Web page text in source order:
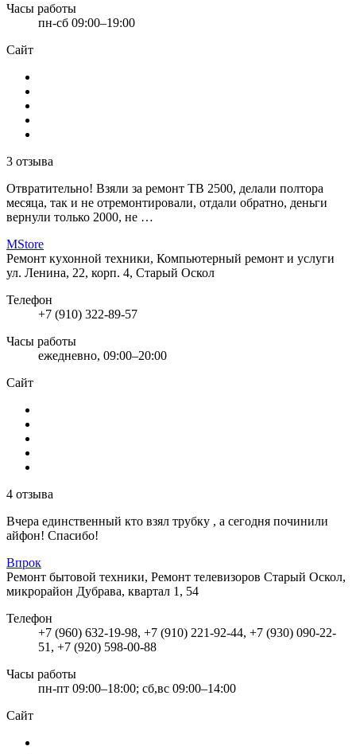
Часы работы
пн-сб 09:00–19:00
Сайт
3 отзыва
Отвратительно! Взяли за ремонт ТВ 2500, делали полтора
месяца, так и не отремонтировали, отдали обратно, деньги
вернули только 2000, не …
MStore
Ремонт кухонной техники, Компьютерный ремонт и услуги
ул. Ленина, 22, корп. 4, Старый Оскол
Телефон
+7 (910) 322-89-57
Часы работы
ежедневно, 09:00–20:00
Сайт
4 отзыва
Вчера единственный кто взял трубку , а сегодня починили
айфон! Спасибо!
Впрок
Ремонт бытовой техники, Ремонт телевизоров Старый Оскол,
микрорайон Дубрава, квартал 1, 54
Телефон
+7 (960) 632-19-98, +7 (910) 221-92-44, +7 (930) 090-22-
51, +7 (920) 598-00-88
Часы работы
пн-пт 09:00–18:00; сб,вс 09:00–14:00
Сайт